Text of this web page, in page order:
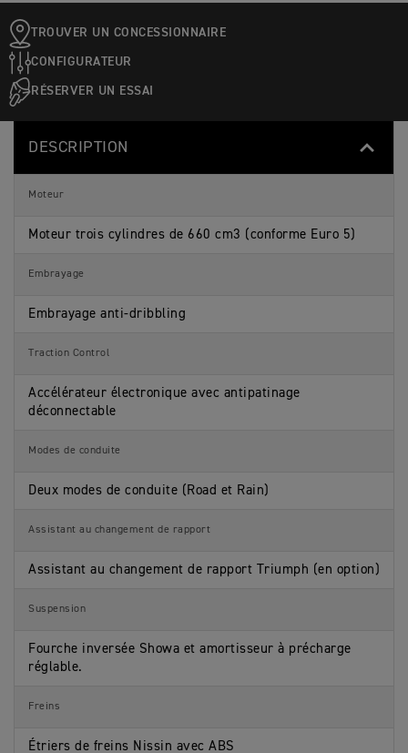
TROUVER UN CONCESSIONNAIRE
CONFIGURATEUR
RÉSERVER UN ESSAI
DESCRIPTION
Moteur
Moteur trois cylindres de 660 cm3 (conforme Euro 5)
Embrayage
Embrayage anti-dribbling
Traction Control
Accélérateur électronique avec antipatinage
déconnectable
Modes de conduite
Deux modes de conduite (Road et Rain)
Assistant au changement de rapport
Assistant au changement de rapport Triumph (en option)
Suspension
Fourche inversée Showa et amortisseur à précharge
réglable.
Freins
Étriers de freins Nissin avec ABS